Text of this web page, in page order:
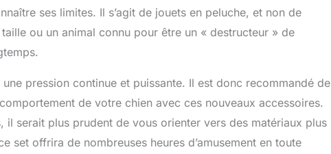
ses limites. Il s’agit de jouets en peluche, et non de
ou un animal connu pour être un « destructeur » de
pression continue et puissante. Il est donc recommandé de
de votre chien avec ces nouveaux accessoires.
serait plus prudent de vous orienter vers des matériaux plus
set offrira de nombreuses heures d’amusement en toute